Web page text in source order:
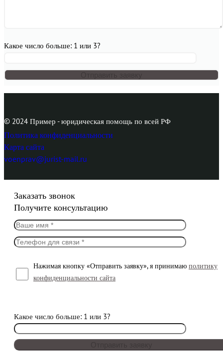
Какое число больше: 1 или 3?
© 2024 Пример - юридическая помощь по всей РФ
Политика конфиденциальности
Карта сайта
voenprav@jurist-mail.ru
Заказать звонок
Получите консультацию
Нажимая кнопку «Отправить заявку», я принимаю политику
конфиденциальности сайта
Какое число больше: 1 или 3?